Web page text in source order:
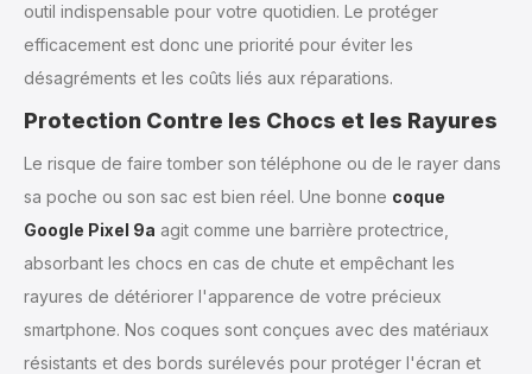
outil indispensable pour votre quotidien. Le protéger
efficacement est donc une priorité pour éviter les
désagréments et les coûts liés aux réparations.
Protection Contre les Chocs et les Rayures
Le risque de faire tomber son téléphone ou de le rayer dans
sa poche ou son sac est bien réel. Une bonne coque
Google Pixel 9a agit comme une barrière protectrice,
absorbant les chocs en cas de chute et empêchant les
rayures de détériorer l'apparence de votre précieux
smartphone. Nos coques sont conçues avec des matériaux
résistants et des bords surélevés pour protéger l'écran et